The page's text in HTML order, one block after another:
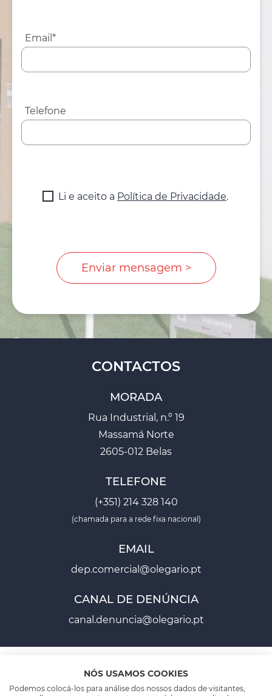
Email*
Telefone
Li e aceito a Política de Privacidade.
CONTACTOS
MORADA
Rua Industrial, n.º 19
Massamá Norte
2605-012 Belas
TELEFONE
(+351) 214 328 140
(chamada para a rede fixa nacional)
EMAIL
dep.comercial@olegario.pt
CANAL DE DENÚNCIA
canal.denuncia@olegario.pt
NÓS USAMOS COOKIES
Podemos colocá-los para análise dos nossos dados de visitantes,